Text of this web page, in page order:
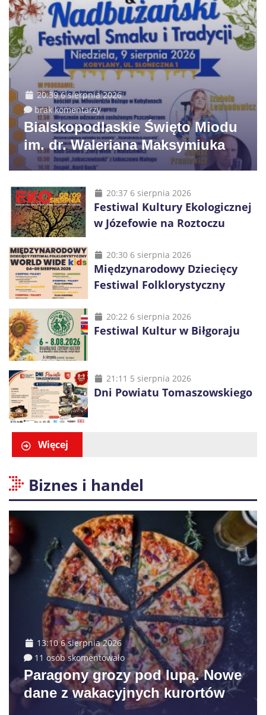
20:39 6 sierpnia 2026
brak komentarzy
Bialskopodlaskie Święto Miodu
im. dr. Waleriana Maksymiuka
20:37 6 sierpnia 2026
Festiwal Kultury Ekologicznej
w Józefowie na Roztoczu
20:30 6 sierpnia 2026
Międzynarodowy Dziecięcy
Festiwal Folklorystyczny
20:22 6 sierpnia 2026
Festiwal Kultur w Biłgoraju
21:11 5 sierpnia 2026
Dni Powiatu Tomaszowskiego
Więcej
Biznes i handel
13:10 6 sierpnia 2026
11 osób skomentowało
Paragony grozy pod lupą. Nowe
dane z wakacyjnych kurortów